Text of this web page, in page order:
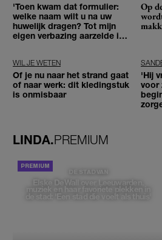
'Toen kwam dat formulier:
welke naam wilt u na uw
huwelijk dragen? Tot mijn
eigen verbazing aarzelde ik
Op
WIL JE WETEN
Of je nu naar het strand gaat
of naar werk: dit kledingstuk
is onmisbaar
'Hij
voor
LINDA.PREMIUM
DE STAD VAN
Elske DeWall over Leeuwarden,
muziek en haar favoriete plekken in
de stad: 'Een stad die voelt als thuis'